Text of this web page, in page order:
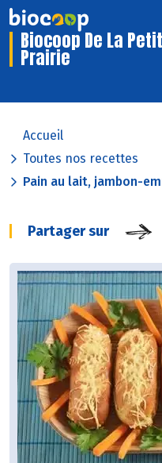
Biocoop De La
Prairie
Accueil
Toutes nos recettes
Pain au lait, jambon-
Partager sur